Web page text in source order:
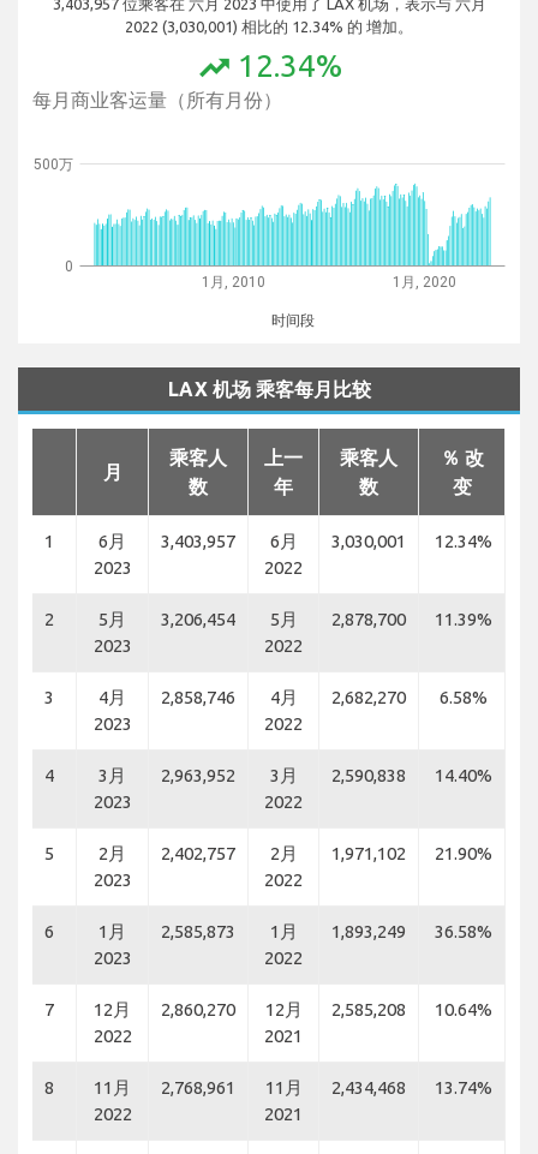
2022 (3,030,001) 相比的 12.34% 的 增加。
trending_up 12.34%
每月商业客运量（所有月份）
1月, 2010 1月, 2020
时间段
0
500万
LAX 机场 乘客每月比较
月
乘客人
数
上一
年
乘客人
数
％ 改
变
1
6月
2023
3,403,957
6月
2022
3,030,001 12.34%
2
5月
2023
3,206,454
5月
2022
2,878,700 11.39%
3
4月
2023
2,858,746
4月
2022
2,682,270 6.58%
4
3月
2023
2,963,952
3月
2022
2,590,838 14.40%
5
2月
2023
2,402,757
2月
2022
1,971,102 21.90%
6
1月
2023
2,585,873
1月
2022
1,893,249 36.58%
7
12月
2022
2,860,270
12月
2021
2,585,208 10.64%
8
11月
2022
2,768,961
11月
2021
2,434,468 13.74%